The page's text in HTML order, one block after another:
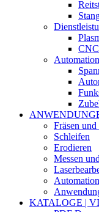
Automation
Fräsen
Schleifen
Erodieren
Messen
Automation
KATALOGE |